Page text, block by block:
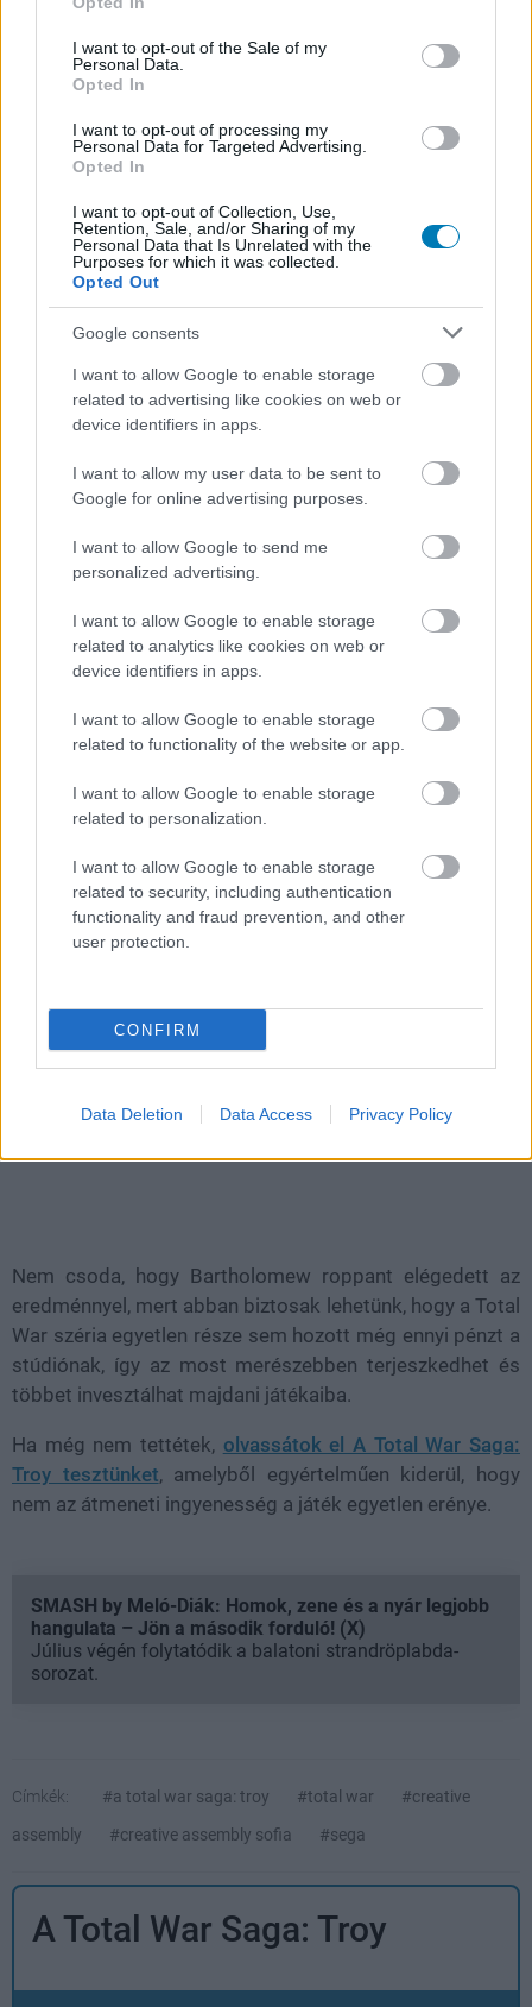
use your data for below specified purposes in below Google
consent section.
I want to opt-out of the Sale of my
Personal Data.
Opted In
I want to opt-out of processing my
Personal Data for Targeted Advertising.
Opted In
I want to opt-out of Collection, Use,
Retention, Sale, and/or Sharing of my
Personal Data that Is Unrelated with the
Purposes for which it was collected.
Opted Out
Google consents
I want to allow Google to enable storage
related to advertising like cookies on web or
device identifiers in apps.
I want to allow my user data to be sent to
Google for online advertising purposes.
I want to allow Google to send me
personalized advertising.
I want to allow Google to enable storage
related to analytics like cookies on web or
device identifiers in apps.
I want to allow Google to enable storage
related to functionality of the website or app.
I want to allow Google to enable storage
related to personalization.
I want to allow Google to enable storage
related to security, including authentication
functionality and fraud prevention, and other
user protection.
CONFIRM
Data Deletion Data Access Privacy Policy
Ha hasonlóan elsöprő erejű rohamot nem is
tapasztaltunk az A Total War Saga: Troy kapcsán, annyi
megjelenést követő 24 órán keresztül) tartó
ingyenesség következtében 7,5 millióan (ennyien élnek
Hongkongban) adták hozzá könyvtárukhoz a Creative
Assembly eposzi stratégiai játékát.
Rob Bartholomew vezető producer beismerte, hogy az
említett szám túlszárnyalta a legoptimistább
várakozásaikat is, így minden korábbinál nagyobb
egyik ok, amiért belementek a 12 hónapos
exkluzivitásról szóló megállapodásba az Epic
Gamesszel, a másik pedig meglehetősen prózai: a
platform üzemeltetője átvállalta az első 24 óra
forgalmának költségeit a játékosok helyett. Darabonként
50 euróval számolva mintegy 375 millió dollárjába
kerülhetett mindez az Epicnek, ha azt feltételezzük, hogy
Nem csoda, hogy Bartholomew roppant elégedett az
eredménnyel, mert abban biztosak lehetünk, hogy a Total
War széria egyetlen része sem hozott még ennyi pénzt a
stúdiónak, így az most merészebben terjeszkedhet és
többet invesztálhat majdani játékaiba.
Ha még nem tettétek, olvassátok el A Total War Saga:
Troy tesztünket, amelyből egyértelműen kiderül, hogy
nem az átmeneti ingyenesség a játék egyetlen erénye.
SMASH by Meló-Diák: Homok, zene és a nyár legjobb
hangulata – Jön a második forduló! (X)
Július végén folytatódik a balatoni strandröplabda-
sorozat.
Címkék: #a total war saga: troy #total war
#creative
assembly
#creative assembly sofia #sega
A Total War Saga: Troy